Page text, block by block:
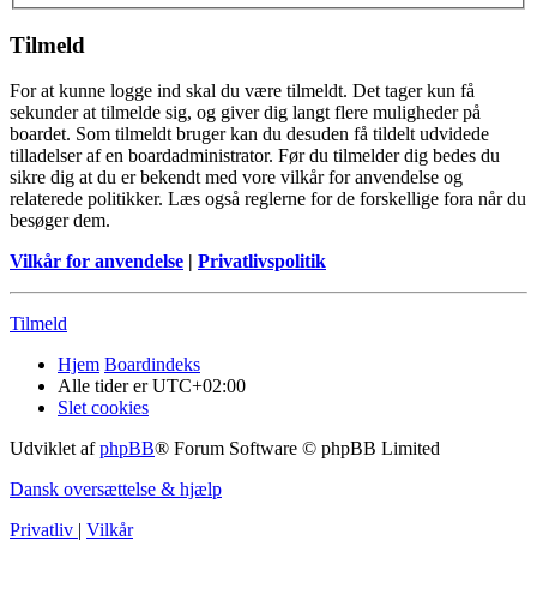
Tilmeld
For at kunne logge ind skal du være tilmeldt. Det tager kun få
sekunder at tilmelde sig, og giver dig langt flere muligheder på
boardet. Som tilmeldt bruger kan du desuden få tildelt udvidede
tilladelser af en boardadministrator. Før du tilmelder dig bedes du
sikre dig at du er bekendt med vore vilkår for anvendelse og
relaterede politikker. Læs også reglerne for de forskellige fora når du
besøger dem.
Vilkår for anvendelse | Privatlivspolitik
Tilmeld
Hjem Boardindeks
Alle tider erUTC+02:00
Slet cookies
Udviklet afphpBB® Forum Software © phpBB Limited
Dansk oversættelse & hjælp
Privatliv | Vilkår